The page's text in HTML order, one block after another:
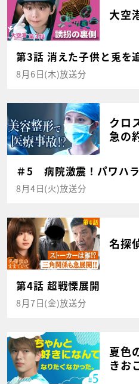
大空
第3話 消えた子供と兎を
8月6日(木)放送分
クロ
急の
＃5 病院激震！パワハ
8月4日(火)放送分
名探
第4話 超戦慄展開
8月7日(金)放送分
夏色
きお